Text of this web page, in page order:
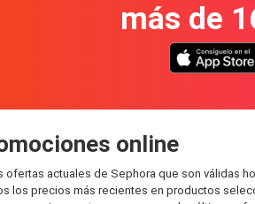
más de
online
actuales de Sephora que son válidas
los precios más recientes en productos